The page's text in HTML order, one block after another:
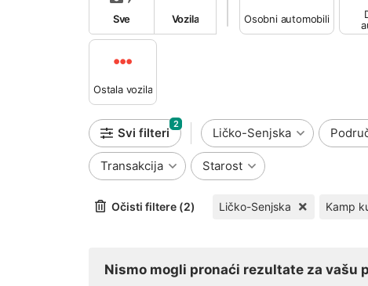
Sve Vozila Osobni automobili
Ostala vozila
Svi filteri
2
Ličko-Senjska
Transakcija Starost
Očisti filtere (2) Ličko-Senjska
Nismo mogli pronaći rezultate za vašu